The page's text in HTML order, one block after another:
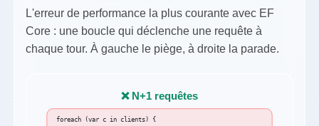
L'erreur de performance la plus courante avec EF
Core : une boucle qui déclenche une requête à
chaque tour. À gauche le piège, à droite la parade.
❌ N+1 requêtes
foreach (var c in clients) {